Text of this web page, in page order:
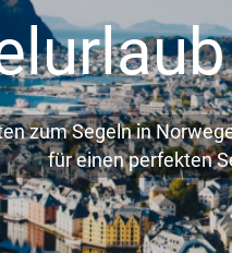
Mugla
ACI
Kanarischen
Inseln
Teneriffa
Balearen
zum Segeln in
für einen perfekten